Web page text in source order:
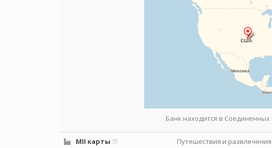
Банк находится в
MII карты Путешествия и